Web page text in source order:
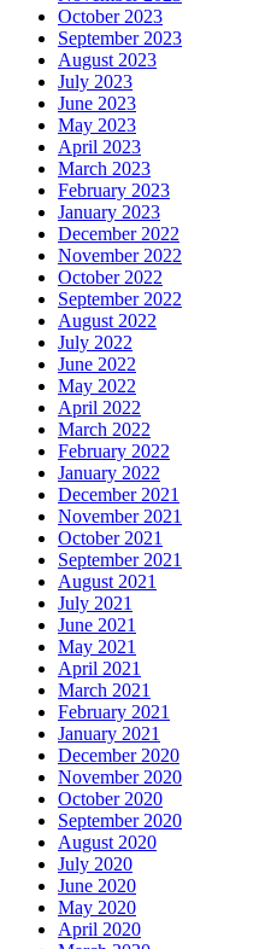
October 2023
September 2023
August 2023
July 2023
June 2023
May 2023
April 2023
March 2023
February 2023
January 2023
December 2022
November 2022
October 2022
September 2022
August 2022
July 2022
June 2022
May 2022
April 2022
March 2022
February 2022
January 2022
December 2021
November 2021
October 2021
September 2021
August 2021
July 2021
June 2021
May 2021
April 2021
March 2021
February 2021
January 2021
December 2020
November 2020
October 2020
September 2020
August 2020
July 2020
June 2020
May 2020
April 2020